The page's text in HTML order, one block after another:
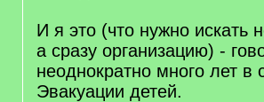
И я это (что нужно искать
а сразу организацию) -
неоднократно много лет в
Эвакуации детей.